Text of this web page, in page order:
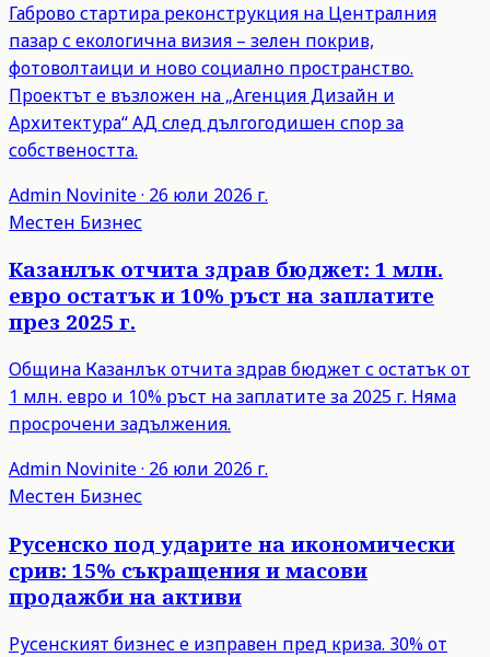
Габрово стартира реконструкция на Централния
пазар с екологична визия – зелен покрив,
фотоволтаици и ново социално пространство.
Проектът е възложен на „Агенция Дизайн и
Архитектура“ АД след дългогодишен спор за
собствеността.
Admin Novinite· 26 юли 2026 г.
Местен Бизнес
Казанлък отчита здрав бюджет: 1 млн.
евро остатък и 10% ръст на заплатите
през 2025 г.
Община Казанлък отчита здрав бюджет с остатък от
1 млн. евро и 10% ръст на заплатите за 2025 г. Няма
просрочени задължения.
Admin Novinite· 26 юли 2026 г.
Местен Бизнес
Русенско под ударите на икономически
срив: 15% съкращения и масови
продажби на активи
Русенският бизнес е изправен пред криза. 30% от